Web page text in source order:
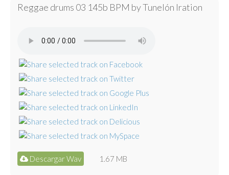
Reggae drums 03 145b BPM by Tunelón Iration
Descargar Wav 1.67 MB